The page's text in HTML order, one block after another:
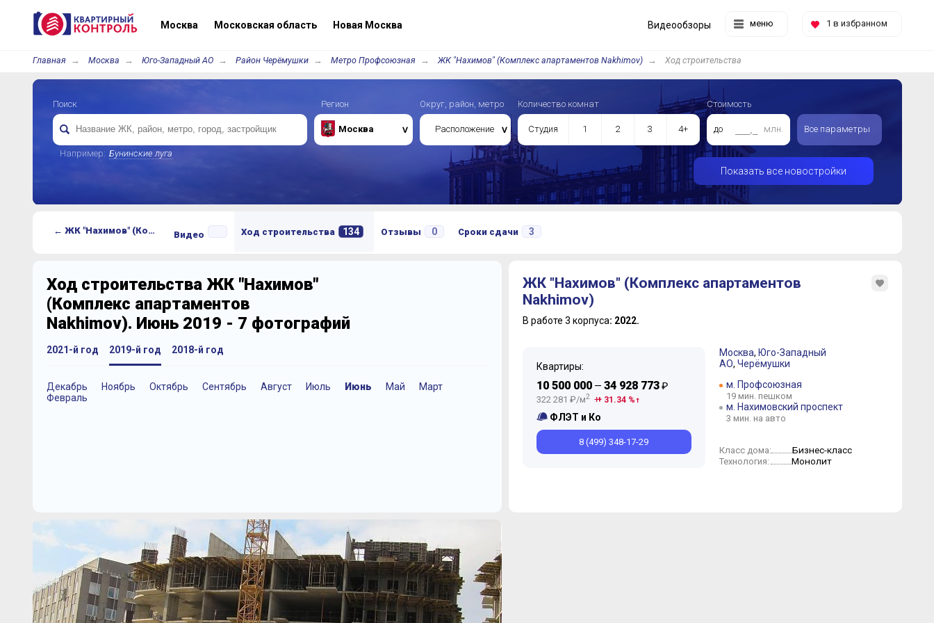
Москва Московская область Новая Москва меню 1 в избранном
Видеообзоры
Главная Москва Юго-Западный АО Район Черёмушки Метро Профсоюзная ЖК "Нахимов" (Комплекс апартаментов Nakhimov) Ход строительства
Поиск
Например: Бунинские луга
Регион
Москва
Округ, район, метро
Расположение
Количество комнат
Студия 1 2 3 4+
Стоимость
до млн. Все параметры
Показать все новостройки
← ЖК "Нахимов" (Комплекс апартаментов Nakhimov) Видео Ход строительства 134 Отзывы 0 Сроки сдачи 3
Ход строительства ЖК "Нахимов"
(Комплекс апартаментов
Nakhimov). Июнь 2019 - 7 фотографий
2021-й год
Октябрь
2019-й год
Декабрь Ноябрь Октябрь Сентябрь Август Июль Июнь Май
Март
Февраль
2018-й год
Декабрь Октябрь Август Май Апрель
ЖК "Нахимов" (Комплекс апартаментов
Nakhimov)
В работе 3 корпуса: 2022.
Квартиры:
10 500 000— 34 928 773₽
322 281 ₽/м2 + 31.34 %
ФЛЭТ и Ко
8 (499) 348-17-29
Москва, Юго-Западный
АО, Черёмушки
м. Профсоюзная
19 мин. пешком
м. Нахимовский проспект
3 мин. на авто
Класс дома: Бизнес-класс
Технология: Монолит